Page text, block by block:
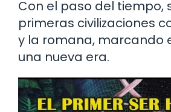
Con el paso del tiempo,
primeras civilizaciones
y la romana, marcando
una nueva era.